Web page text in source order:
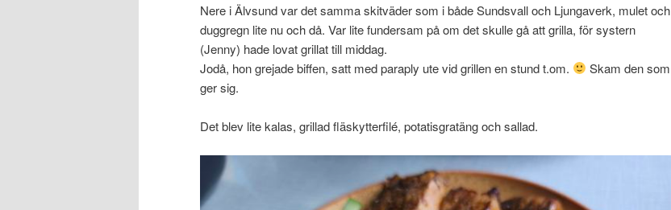
Nere i Älvsund var det samma skitväder som i både Sundsvall och Ljungaverk, mulet och
duggregn lite nu och då. Var lite fundersam på om det skulle gå att grilla, för systern
(Jenny) hade lovat grillat till middag.
Jodå, hon grejade biffen, satt med paraply ute vid grillen en stund t.om.
Skam den som
ger sig.
Det blev lite kalas, grillad fläskytterfilé, potatisgratäng och sallad.